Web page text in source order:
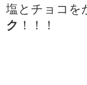
塩とチョコを
ク ！！！